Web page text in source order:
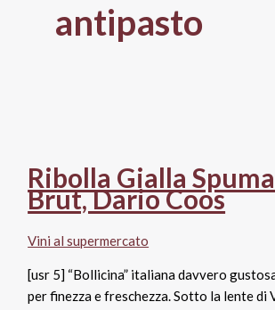
antipasto
Ribolla Gialla
Brut, Dario Coos
Vini al supermercato
[usr 5] “Bollicina” italiana davvero
per finezza e freschezza. Sotto la lente di